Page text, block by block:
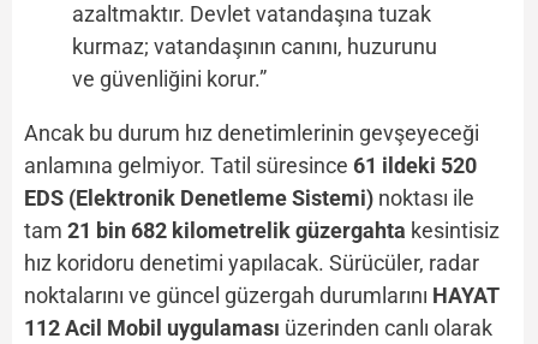
azaltmaktır. Devlet vatandaşına tuzak
kurmaz; vatandaşının canını, huzurunu
ve güvenliğini korur.”
Ancak bu durum hız denetimlerinin gevşeyeceği
anlamına gelmiyor. Tatil süresince 61 ildeki 520
EDS (Elektronik Denetleme Sistemi) noktası ile
tam 21 bin 682 kilometrelik güzergahta kesintisiz
hız koridoru denetimi yapılacak. Sürücüler, radar
noktalarını ve güncel güzergah durumlarını HAYAT
112 Acil Mobil uygulaması üzerinden canlı olarak